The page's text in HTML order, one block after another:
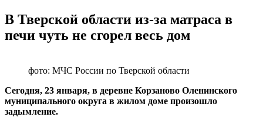
В Тверской области из-за матраса в
печи чуть не сгорел весь дом
фото: МЧС России по Тверской области
Сегодня, 23 января, в деревне Корзаново Оленинского
муниципального округа в жилом доме произошло
задымление.